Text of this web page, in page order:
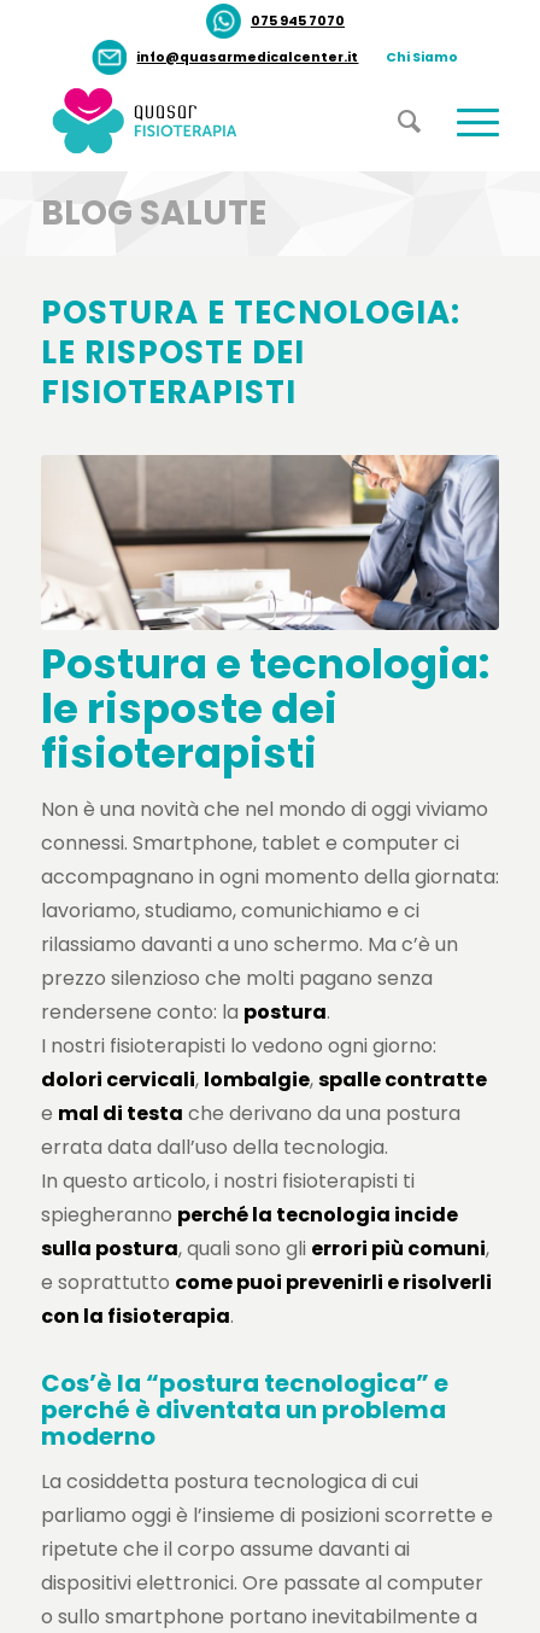
075 945 7070
info@quasarmedicalcenter.it
Chi Siamo
BLOG SALUTE
POSTURA E TECNOLOGIA:
LE RISPOSTE DEI
FISIOTERAPISTI
Postura e tecnologia:
le risposte dei
fisioterapisti
Non è una novità che nel mondo di oggi viviamo
connessi. Smartphone, tablet e computer ci
accompagnano in ogni momento della giornata:
lavoriamo, studiamo, comunichiamo e ci
rilassiamo davanti a uno schermo. Ma c’è un
prezzo silenzioso che molti pagano senza
rendersene conto: la postura.
I nostri fisioterapisti lo vedono ogni giorno:
dolori cervicali, lombalgie,spalle contratte
e mal di testa che derivano da una postura
errata data dall’uso della tecnologia.
In questo articolo, i nostri fisioterapisti ti
spiegheranno perché la tecnologia incide
sulla postura, quali sono gli errori più comuni,
e soprattutto come puoi prevenirli e risolverli
con la fisioterapia.
Cos’è la “postura tecnologica” e
perché è diventata un problema
moderno
La cosiddetta postura tecnologica di cui
parliamo oggi è l’insieme di posizioni scorrette e
ripetute che il corpo assume davanti ai
dispositivi elettronici. Ore passate al computer
o sullo smartphone portano inevitabilmente a